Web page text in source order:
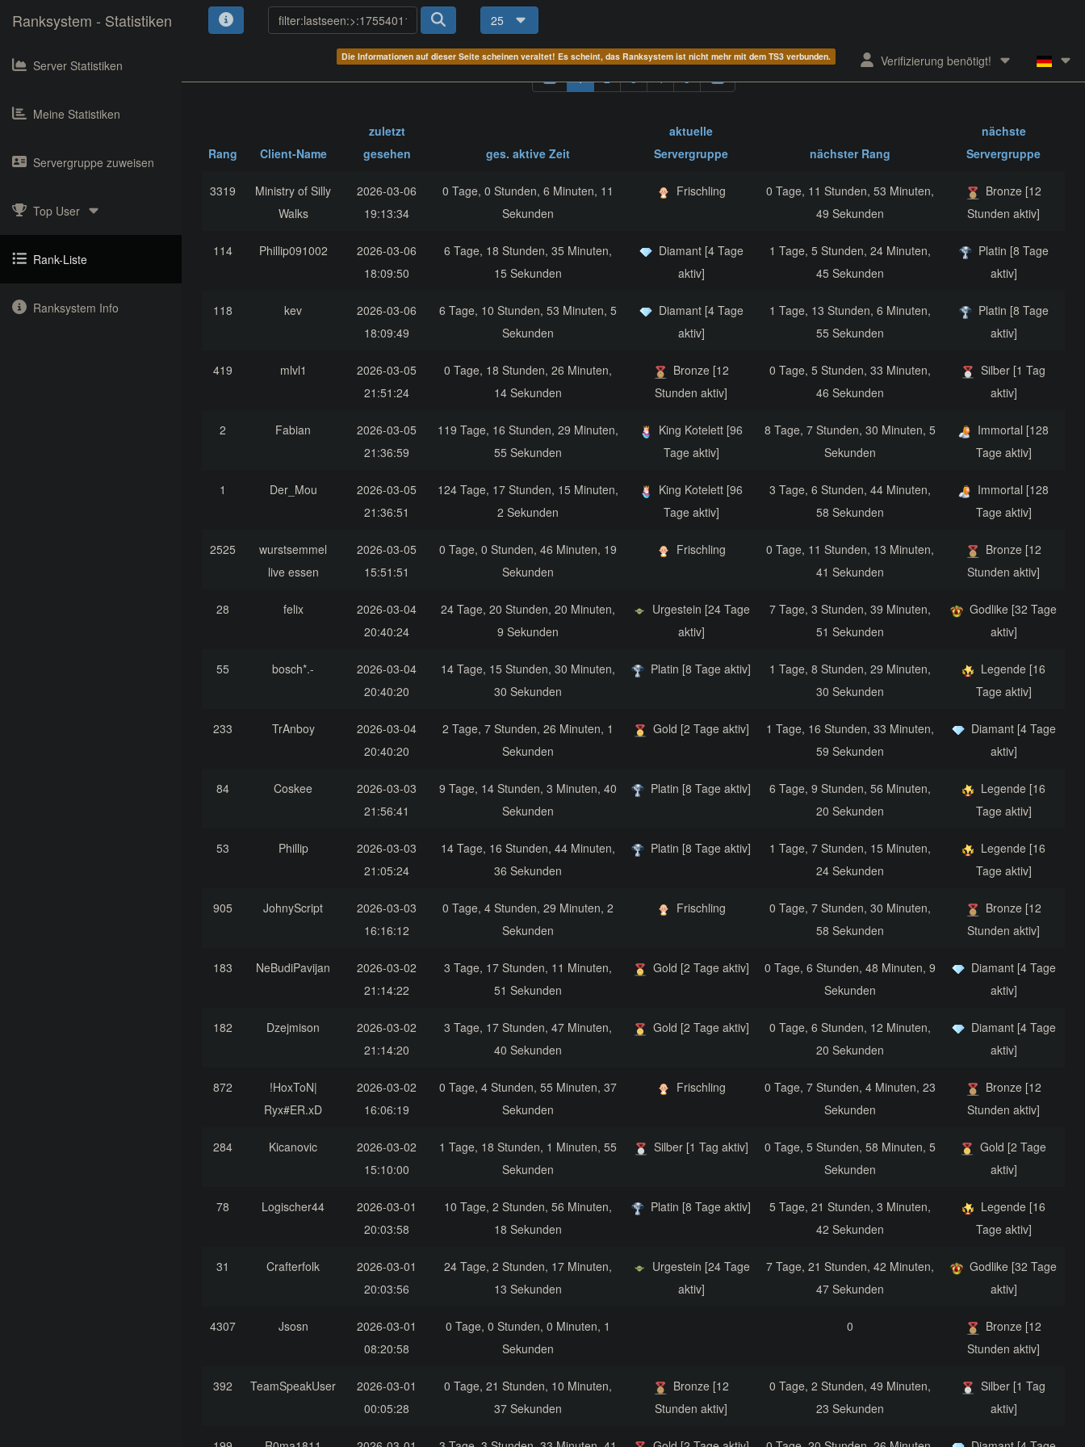
Ranksystem - Statistiken 25
Die Informationen auf dieser Seite scheinen veraltet! Es scheint, das Ranksystem ist nicht mehr mit dem TS3 verbunden. Verifizierung benötigt!
Server Statistiken
Meine Statistiken
Servergruppe zuweisen
Top User
Rank-Liste
Ranksystem Info
1 2 3 4 5
Rang Client-Name
zuletzt
gesehen
ges. aktive Zeit
aktuelle
Servergruppe
nächster Rang
nächste
Servergruppe
3319
Ministry of Silly
Walks
2026-03-06
19:13:34
0 Tage, 0 Stunden, 6 Minuten, 11
Sekunden
Frischling
0 Tage, 11 Stunden, 53 Minuten,
49 Sekunden
Bronze [12
Stunden aktiv]
114 Phillip091002
2026-03-06
18:09:50
6 Tage, 18 Stunden, 35 Minuten,
15 Sekunden
Diamant [4 Tage
aktiv]
1 Tage, 5 Stunden, 24 Minuten,
45 Sekunden
Platin [8 Tage
aktiv]
118 kev
2026-03-06
18:09:49
6 Tage, 10 Stunden, 53 Minuten, 5
Sekunden
Diamant [4 Tage
aktiv]
1 Tage, 13 Stunden, 6 Minuten,
55 Sekunden
Platin [8 Tage
aktiv]
419 mlvl1
2026-03-05
21:51:24
0 Tage, 18 Stunden, 26 Minuten,
14 Sekunden
Bronze [12
Stunden aktiv]
0 Tage, 5 Stunden, 33 Minuten,
46 Sekunden
Silber [1 Tag
aktiv]
2 Fabian
2026-03-05
21:36:59
119 Tage, 16 Stunden, 29 Minuten,
55 Sekunden
King Kotelett [96
Tage aktiv]
8 Tage, 7 Stunden, 30 Minuten, 5
Sekunden
Immortal [128
Tage aktiv]
1 Der_Mou
2026-03-05
21:36:51
124 Tage, 17 Stunden, 15 Minuten,
2 Sekunden
King Kotelett [96
Tage aktiv]
3 Tage, 6 Stunden, 44 Minuten,
58 Sekunden
Immortal [128
Tage aktiv]
2525
wurstsemmel
live essen
2026-03-05
15:51:51
0 Tage, 0 Stunden, 46 Minuten, 19
Sekunden
Frischling
0 Tage, 11 Stunden, 13 Minuten,
41 Sekunden
Bronze [12
Stunden aktiv]
28 felix
2026-03-04
20:40:24
24 Tage, 20 Stunden, 20 Minuten,
9 Sekunden
Urgestein [24 Tage
aktiv]
7 Tage, 3 Stunden, 39 Minuten,
51 Sekunden
Godlike [32 Tage
aktiv]
55 bosch*.-
2026-03-04
20:40:20
14 Tage, 15 Stunden, 30 Minuten,
30 Sekunden
Platin [8 Tage aktiv]
1 Tage, 8 Stunden, 29 Minuten,
30 Sekunden
Legende [16
Tage aktiv]
233 TrAnboy
2026-03-04
20:40:20
2 Tage, 7 Stunden, 26 Minuten, 1
Sekunden
Gold [2 Tage aktiv]
1 Tage, 16 Stunden, 33 Minuten,
59 Sekunden
Diamant [4 Tage
aktiv]
84 Coskee
2026-03-03
21:56:41
9 Tage, 14 Stunden, 3 Minuten, 40
Sekunden
Platin [8 Tage aktiv]
6 Tage, 9 Stunden, 56 Minuten,
20 Sekunden
Legende [16
Tage aktiv]
53 Phillip
2026-03-03
21:05:24
14 Tage, 16 Stunden, 44 Minuten,
36 Sekunden
Platin [8 Tage aktiv]
1 Tage, 7 Stunden, 15 Minuten,
24 Sekunden
Legende [16
Tage aktiv]
905 JohnyScript
2026-03-03
16:16:12
0 Tage, 4 Stunden, 29 Minuten, 2
Sekunden
Frischling
0 Tage, 7 Stunden, 30 Minuten,
58 Sekunden
Bronze [12
Stunden aktiv]
183 NeBudiPavijan
2026-03-02
21:14:22
3 Tage, 17 Stunden, 11 Minuten,
51 Sekunden
Gold [2 Tage aktiv]
0 Tage, 6 Stunden, 48 Minuten, 9
Sekunden
Diamant [4 Tage
aktiv]
182 Dzejmison
2026-03-02
21:14:20
3 Tage, 17 Stunden, 47 Minuten,
40 Sekunden
Gold [2 Tage aktiv]
0 Tage, 6 Stunden, 12 Minuten,
20 Sekunden
Diamant [4 Tage
aktiv]
872
!HoxToN|
Ryx#ER.xD
2026-03-02
16:06:19
0 Tage, 4 Stunden, 55 Minuten, 37
Sekunden
Frischling
0 Tage, 7 Stunden, 4 Minuten, 23
Sekunden
Bronze [12
Stunden aktiv]
284 Kicanovic
2026-03-02
15:10:00
1 Tage, 18 Stunden, 1 Minuten, 55
Sekunden
Silber [1 Tag aktiv]
0 Tage, 5 Stunden, 58 Minuten, 5
Sekunden
Gold [2 Tage
aktiv]
78 Logischer44
2026-03-01
20:03:58
10 Tage, 2 Stunden, 56 Minuten,
18 Sekunden
Platin [8 Tage aktiv]
5 Tage, 21 Stunden, 3 Minuten,
42 Sekunden
Legende [16
Tage aktiv]
31 Crafterfolk
2026-03-01
20:03:56
24 Tage, 2 Stunden, 17 Minuten,
13 Sekunden
Urgestein [24 Tage
aktiv]
7 Tage, 21 Stunden, 42 Minuten,
47 Sekunden
Godlike [32 Tage
aktiv]
4307 Jsosn
2026-03-01
08:20:58
0 Tage, 0 Stunden, 0 Minuten, 1
Sekunden
0
Bronze [12
Stunden aktiv]
392 TeamSpeakUser
2026-03-01
00:05:28
0 Tage, 21 Stunden, 10 Minuten,
37 Sekunden
Bronze [12
Stunden aktiv]
0 Tage, 2 Stunden, 49 Minuten,
23 Sekunden
Silber [1 Tag
aktiv]